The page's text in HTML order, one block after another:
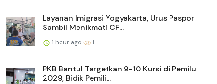
Layanan Imigrasi Yogyakarta, Urus Paspor
Sambil Menikmati CF...
1 hour ago 1
PKB Bantul Targetkan 9-10 Kursi di Pemilu
2029, Bidik Pemili...